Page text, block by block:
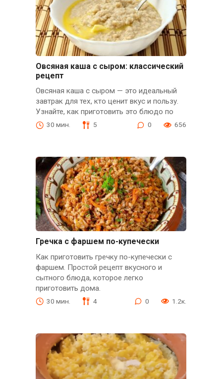
Овсяная каша с сыром: классический
рецепт
Овсяная каша с сыром — это идеальный
завтрак для тех, кто ценит вкус и пользу.
Узнайте, как приготовить это блюдо по
30 мин. 5 0 656
Гречка с фаршем по-купечески
Как приготовить гречку по-купечески с
фаршем. Простой рецепт вкусного и
сытного блюда, которое легко
приготовить дома.
30 мин. 4 0 1.2к.